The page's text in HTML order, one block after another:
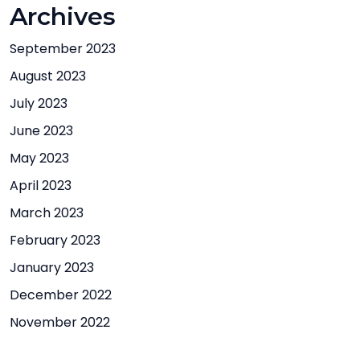
Archives
September 2023
August 2023
July 2023
June 2023
May 2023
April 2023
March 2023
February 2023
January 2023
December 2022
November 2022